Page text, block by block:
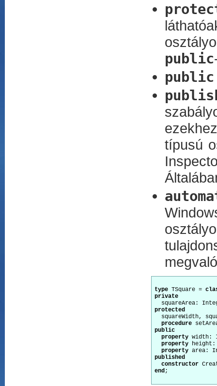
public
public
típusú
type TSquare =
private
protected
squareWidth,
procedure
public
property width:
property height:
property
published
constructor
end ;